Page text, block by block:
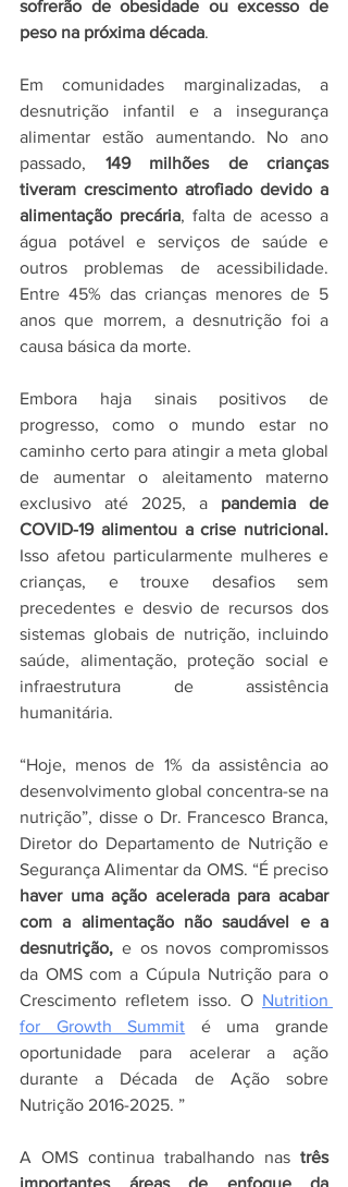
sofrerão de obesidade ou excesso de
peso na próxima década.
Em comunidades marginalizadas, a
desnutrição infantil e a insegurança
alimentar estão aumentando. No ano
passado, 149 milhões de crianças
tiveram crescimento atrofiado devido a
alimentação precária, falta de acesso a
água potável e serviços de saúde e
outros problemas de acessibilidade.
Entre 45% das crianças menores de 5
anos que morrem, a desnutrição foi a
causa básica da morte.
Embora haja sinais positivos de
progresso, como o mundo estar no
caminho certo para atingir a meta global
de aumentar o aleitamento materno
exclusivo até 2025, a pandemia de
COVID-19 alimentou a crise nutricional.
Isso afetou particularmente mulheres e
crianças, e trouxe desafios sem
precedentes e desvio de recursos dos
sistemas globais de nutrição, incluindo
saúde, alimentação, proteção social e
infraestrutura de assistência
humanitária.
“Hoje, menos de 1% da assistência ao
desenvolvimento global concentra-se na
nutrição”, disse o Dr. Francesco Branca,
Diretor do Departamento de Nutrição e
haver uma ação acelerada para acabar
com a alimentação não saudável ​​e a
desnutrição, e os novos compromissos
da OMS com a Cúpula Nutrição para o
Crescimento refletem isso. O Nutrition
for Growth Summit é uma grande
oportunidade para acelerar a ação
durante a Década de Ação sobre
Nutrição 2016-2025. ”
A OMS continua trabalhando nas três
importantes áreas de enfoque da